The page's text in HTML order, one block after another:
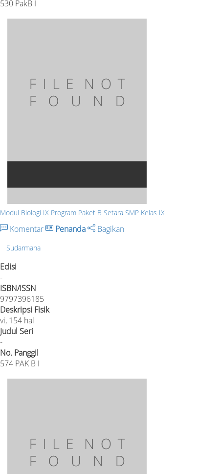
530 PakB I
Modul Biologi IX Program Paket B Setara SMP Kelas IX
Komentar Penanda Bagikan
Sudarmana
Edisi
-
ISBN/ISSN
9797396185
Deskripsi Fisik
vi, 154 hal
Judul Seri
-
No. Panggil
574 PAK B I